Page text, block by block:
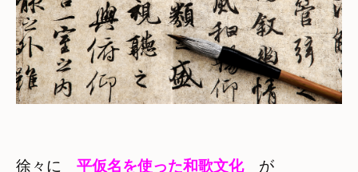
徐々に 平仮名を使った和歌文化 が